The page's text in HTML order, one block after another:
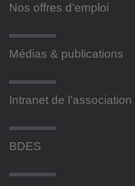
Nos offres d’emploi
Médias & publications
Intranet de l’association
BDES